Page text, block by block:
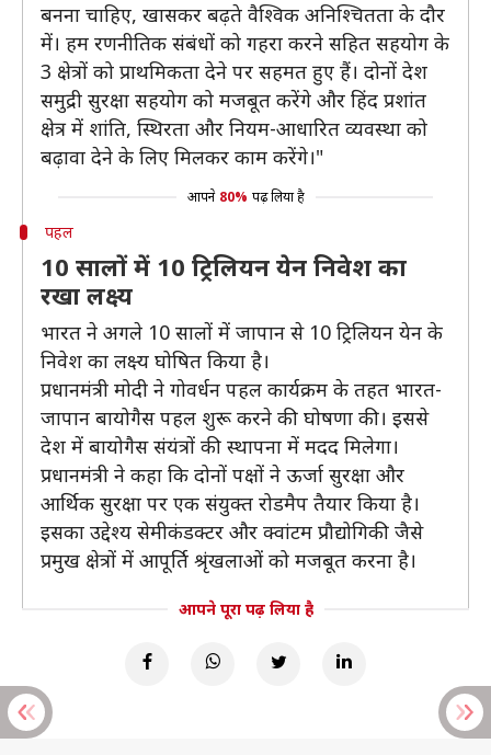
बनना चाहिए, खासकर बढ़ते वैश्विक अनिश्चितता के दौर
में। हम रणनीतिक संबंधों को गहरा करने सहित सहयोग के
3 क्षेत्रों को प्राथमिकता देने पर सहमत हुए हैं। दोनों देश
समुद्री सुरक्षा सहयोग को मजबूत करेंगे और हिंद प्रशांत
क्षेत्र में शांति, स्थिरता और नियम-आधारित व्यवस्था को
बढ़ावा देने के लिए मिलकर काम करेंगे।"
आपने 80% पढ़ लिया है
पहल
10 सालों में 10 ट्रिलियन येन निवेश का
रखा लक्ष्य
भारत ने अगले 10 सालों में जापान से 10 ट्रिलियन येन के
निवेश का लक्ष्य घोषित किया है।
प्रधानमंत्री मोदी ने गोवर्धन पहल कार्यक्रम के तहत भारत-
जापान बायोगैस पहल शुरू करने की घोषणा की। इससे
देश में बायोगैस संयंत्रों की स्थापना में मदद मिलेगा।
प्रधानमंत्री ने कहा कि दोनों पक्षों ने ऊर्जा सुरक्षा और
आर्थिक सुरक्षा पर एक संयुक्त रोडमैप तैयार किया है।
इसका उद्देश्य सेमीकंडक्टर और क्वांटम प्रौद्योगिकी जैसे
प्रमुख क्षेत्रों में आपूर्ति श्रृंखलाओं को मजबूत करना है।
आपने पूरा पढ़ लिया है